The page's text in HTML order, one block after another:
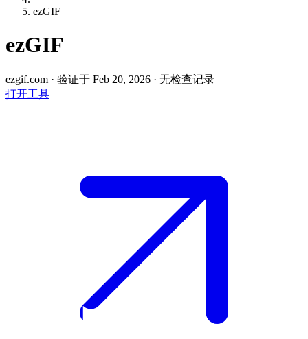
ezGIF
ezGIF
ezgif.com · 验证于 Feb 20, 2026 · 无检查记录
打开工具